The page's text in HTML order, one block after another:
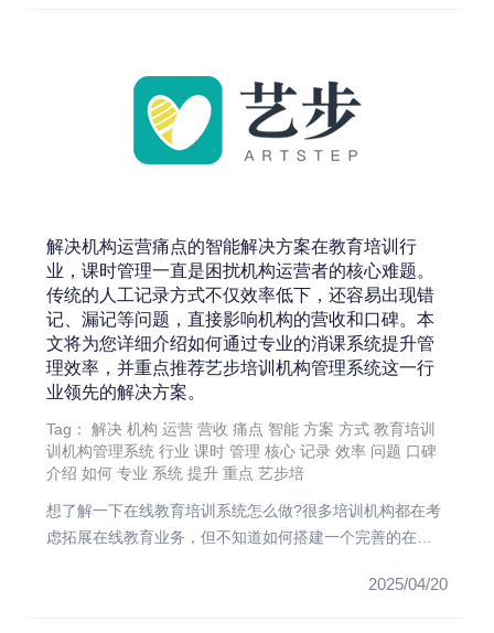
解决机构运营痛点的智能解决方案在教育培训行
业，课时管理一直是困扰机构运营者的核心难题。
传统的人工记录方式不仅效率低下，还容易出现错
记、漏记等问题，直接影响机构的营收和口碑。本
文将为您详细介绍如何通过专业的消课系统提升管
理效率，并重点推荐艺步培训机构管理系统这一行
业领先的解决方案。
Tag：解决 机构 运营 营收 痛点 智能 方案 方式 教育培训
训机构管理系统 行业 课时 管理 核心 记录 效率 问题 口碑
介绍 如何 专业 系统 提升 重点 艺步培
想了解一下在线教育培训系统怎么做?很多培训机构都在考
虑拓展在线教育业务，但不知道如何搭建一个完善的在线
2025/04/20